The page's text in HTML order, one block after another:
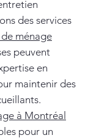
des services
ménage
peuvent
en
maintenir des
à Montréal
pour un